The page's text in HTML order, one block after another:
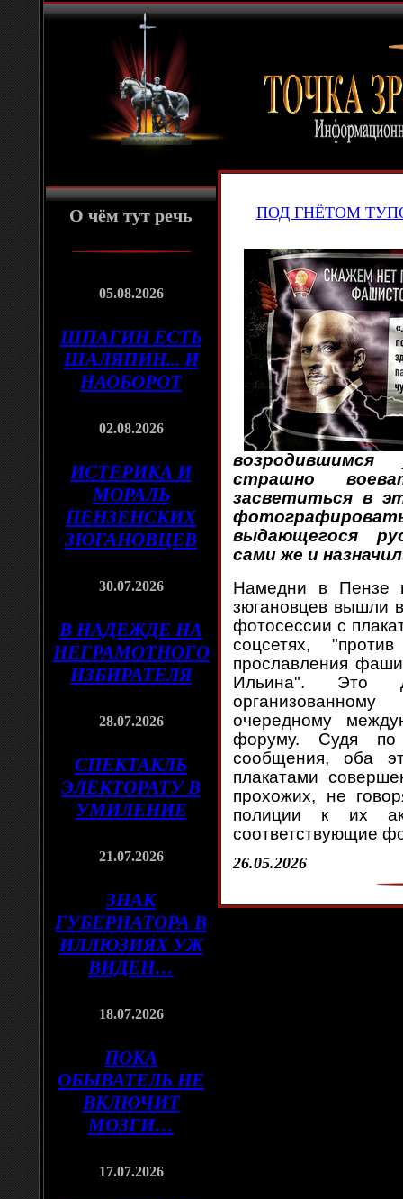
О чём тут речь
05.08.2026
ШПАГИН ЕСТЬ
ШАЛЯПИН... И
НАОБОРОТ
02.08.2026
ИСТЕРИКА И
МОРАЛЬ
ПЕНЗЕНСКИХ
ЗЮГАНОВЦЕВ
30.07.2026
В НАДЕЖДЕ НА
НЕГРАМОТНОГО
ИЗБИРАТЕЛЯ
28.07.2026
СПЕКТАКЛЬ
ЭЛЕКТОРАТУ В
УМИЛЕНИЕ
21.07.2026
ЗНАК
ГУБЕРНАТОРА В
ИЛЛЮЗИЯХ УЖ
ВИДЕН…
18.07.2026
ПОКА
ОБЫВАТЕЛЬ НЕ
ВКЛЮЧИТ
МОЗГИ…
17.07.2026
ПОД ГНЁТОМ
страшно
засветиться в
выдающегося
сами же и
Намедни в Пензе
зюгановцев вышли
фотосессии с
соцсетях,
прославления
Ильина". Это
очередному
форуму. Судя по
сообщения, оба
плакатами
прохожих, не
полиции к их
соответствующие
26.05.2026